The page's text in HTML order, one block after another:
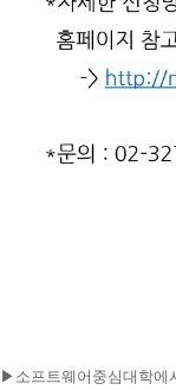
▶소프트웨어중심대학에